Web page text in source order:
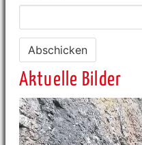
Aktuelle Bilder